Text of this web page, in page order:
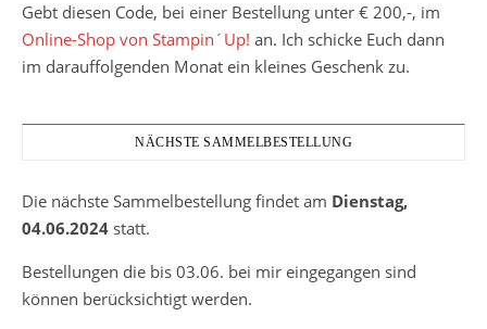
Gebt diesen Code, bei einer Bestellung unter € 200,-, im
Online-Shop von Stampin´Up! an. Ich schicke Euch dann
im darauffolgenden Monat ein kleines Geschenk zu.
NÄCHSTE SAMMELBESTELLUNG
Die nächste Sammelbestellung findet am Dienstag,
04.06.2024 statt.
Bestellungen die bis 03.06. bei mir eingegangen sind
können berücksichtigt werden.